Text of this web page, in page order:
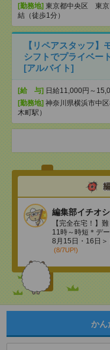
[勤務地] 東京都中央区 東京
結（徒歩1分）
【リペアスタッフ
シフトでプライベー
[アルバイト]
[給 与] 日給11,000円～
[勤務地] 神奈川県横浜市中
木町駅）
編集部イチオシ
【完全在宅！】
11時～時短＊デ
8月15日・16日
(8/7UP!)
かん